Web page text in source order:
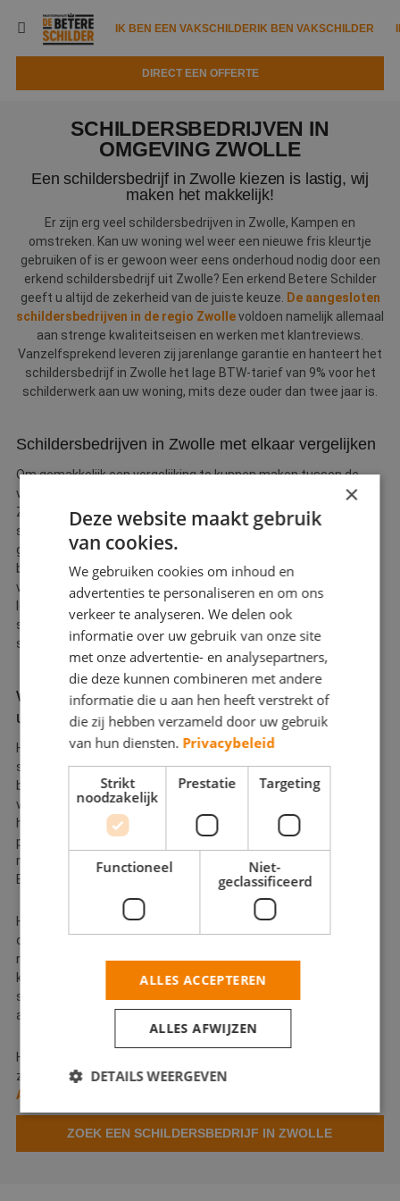
IK BEN EEN VAKSCHILDERIK BEN VAKSCHILDER
DIRECT EEN OFFERTE
Tools
Kennisbank
Trainingen
Partners
Infopakket
Verfspuitbedrijf?
IK ZOEK EEN VAKSCHILDERVAKSCHILDER ZOEKEN
Zoeken naar een schilder
Tips
Service
Waarom de betere schilder?
Binnenschilderwerk
DIRECT EEN OFFERTE
Over ons
Nieuws & blog
Vacatures
Veelgestelde vragen
Magazines
SCHILDERSBEDRIJVEN IN
OMGEVING ZWOLLE
Een schildersbedrijf in Zwolle kiezen is lastig, wij
maken het makkelijk!
Er zijn erg veel schildersbedrijven in Zwolle, Kampen en
omstreken. Kan uw woning wel weer een nieuwe fris kleurtje
gebruiken of is er gewoon weer eens onderhoud nodig door een
erkend schildersbedrijf uit Zwolle? Een erkend Betere Schilder
geeft u altijd de zekerheid van de juiste keuze.
De aangesloten
schildersbedrijven in de regio Zwollevoldoen namelijk allemaal
aan strenge kwaliteitseisen en werken met klantreviews.
Vanzelfsprekend leveren zij jarenlange garantie en hanteert het
schildersbedrijf in Zwolle het lage BTW-tarief van 9% voor het
schilderwerk aan uw woning, mits deze ouder dan twee jaar is.
Schildersbedrijven in Zwolle met elkaar vergelijken
Om gemakkelijk een vergelijking te kunnen maken tussen de
verschillende schildersbedrijven in regio Zwolle, waaronder ook
Zwolle Zuid en bijvoorbeeld Kampen, hebben wij de diverse
schilders uit de regio voor u op een rij gezet. Hierdoor kunt u
gemakkelijk bekijken welke schilder het beste bij uw wensen en
behoeften past. U kunt gemakkelijk de schilders in Zwolle
vergelijken op basis van klanttevredenheid, werkzaamheden en
locatie. Desalniettemin bent u met een aangesloten
schildersbedrijf in Zwolle altijd zeker van vakwerk en een top
service!
Welke werkzaamheden kan de schilder in Zwolle
uitvoeren?
Het aangesloten schildersbedrijf uit Zwolle kan alle basis
schilderwerkzaamheden voor u verrichten. Denkt u hierbij aan
binnenschilderwerk, buitenschilderwerk, behangen of het geven
van kleuradvies. Enkele schilders in Zwolle kunnen echter ook
houtrot repareren, glas plaatsen of uw muren, wanden en
plafonds spuiten. U bent dus altijd zeker van een topresultaat
met een schildersbedrijf uit Zwolle die is aangesloten bij De
Betere Schilder.
Het houtwerk van uw woning, zoals de kozijnen, ramen, deuren
of uw dakkapel hebben regelmatig onderhoud nodig. Als u dit
nalaat bestaat er de kans dat er houtrot optreedt met extra
kosten tot gevolg. Zorg er dus voor dat u op tijd een
schildersbedrijf in Zwolle inschakelt voor het schilderwerk in of
aan uw woning.
Hebt u niet gezocht naar een schildersbedrijf in Zwolle, maar
zoekt u een schilder in de regio
Assen
ZOEK EEN SCHILDERSBEDRIJF IN ZWOLLE
×
Deze website maakt gebruik
van cookies.
We gebruiken cookies om inhoud en
advertenties te personaliseren en om ons
verkeer te analyseren. We delen ook
informatie over uw gebruik van onze site
met onze advertentie- en analysepartners,
die deze kunnen combineren met andere
informatie die u aan hen heeft verstrekt of
die zij hebben verzameld door uw gebruik
van hun diensten. Privacybeleid
Strikt
noodzakelijk
Prestatie Targeting
Functioneel
Niet-
geclassificeerd
ALLES ACCEPTEREN
ALLES AFWIJZEN
DETAILS WEERGEVEN
Strikt noodzakelijk Prestatie
Targeting